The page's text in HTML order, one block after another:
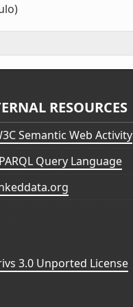
RESOURCES
Semantic Web Activity
Query Language
3.0 Unported License